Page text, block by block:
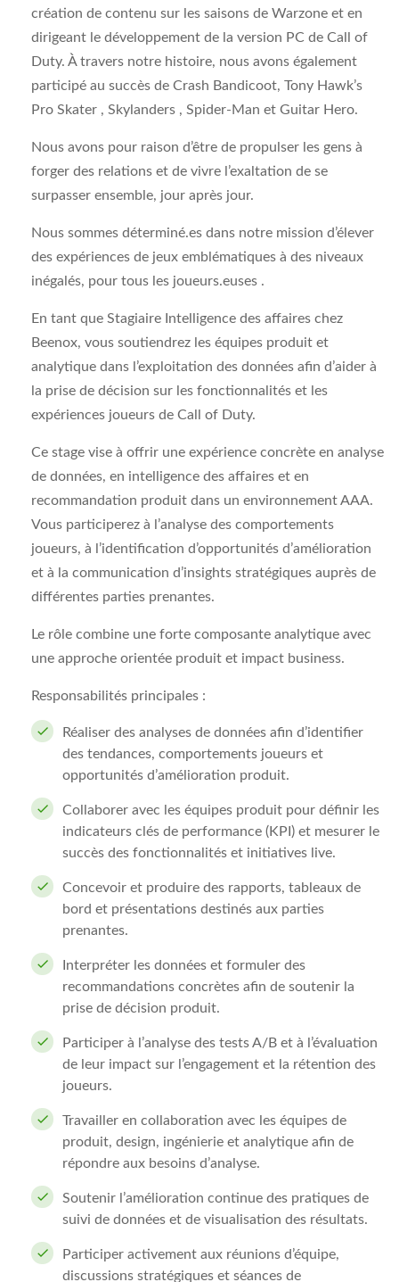
création de contenu sur les saisons de Warzone et en
dirigeant le développement de la version PC de Call of
Duty. À travers notre histoire, nous avons également
participé au succès de Crash Bandicoot, Tony Hawk’s
Pro Skater , Skylanders , Spider-Man et Guitar Hero.
Nous avons pour raison d’être de propulser les gens à
forger des relations et de vivre l’exaltation de se
surpasser ensemble, jour après jour.
Nous sommes déterminé.es dans notre mission d’élever
des expériences de jeux emblématiques à des niveaux
inégalés, pour tous les joueurs.euses .
En tant que Stagiaire Intelligence des affaires chez
Beenox, vous soutiendrez les équipes produit et
analytique dans l’exploitation des données afin d’aider à
la prise de décision sur les fonctionnalités et les
expériences joueurs de Call of Duty.
Ce stage vise à offrir une expérience concrète en analyse
de données, en intelligence des affaires et en
recommandation produit dans un environnement AAA.
Vous participerez à l’analyse des comportements
joueurs, à l’identification d’opportunités d’amélioration
et à la communication d’insights stratégiques auprès de
différentes parties prenantes.
Le rôle combine une forte composante analytique avec
une approche orientée produit et impact business.
Responsabilités principales :
Réaliser des analyses de données afin d’identifier
des tendances, comportements joueurs et
opportunités d’amélioration produit.
Collaborer avec les équipes produit pour définir les
indicateurs clés de performance (KPI) et mesurer le
succès des fonctionnalités et initiatives live.
Concevoir et produire des rapports, tableaux de
bord et présentations destinés aux parties
prenantes.
Interpréter les données et formuler des
recommandations concrètes afin de soutenir la
prise de décision produit.
Participer à l’analyse des tests A/B et à l’évaluation
de leur impact sur l’engagement et la rétention des
joueurs.
Travailler en collaboration avec les équipes de
produit, design, ingénierie et analytique afin de
répondre aux besoins d’analyse.
Soutenir l’amélioration continue des pratiques de
suivi de données et de visualisation des résultats.
Participer activement aux réunions d’équipe,
discussions stratégiques et séances de